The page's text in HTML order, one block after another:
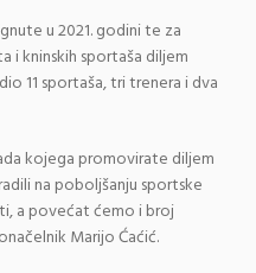
u 2021. godini te za
i kninskih sportaša diljem
11 sportaša, tri trenera i dva
kojega promovirate diljem
na poboljšanju sportske
a povećat ćemo i broj
Marijo Ćaćić.